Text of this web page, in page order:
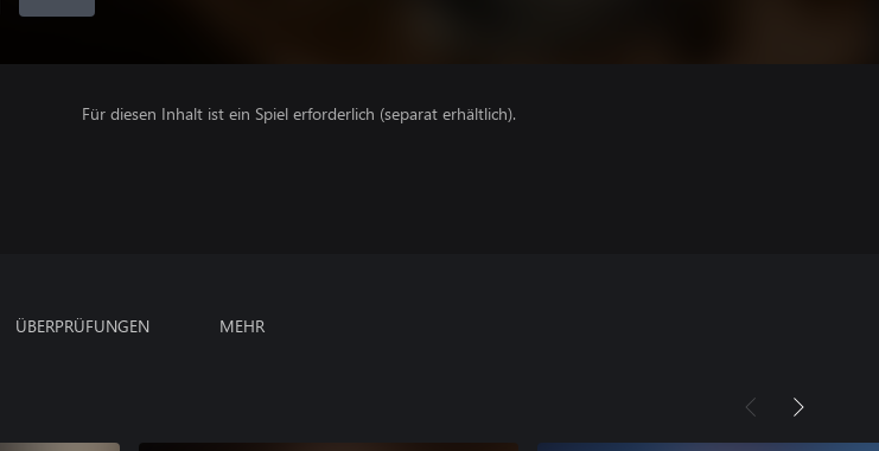
Für diesen Inhalt ist ein Spiel erforderlich (separat erhältlich).
ÜBERPRÜFUNGEN MEHR